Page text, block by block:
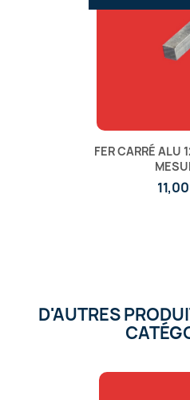
FER CARRÉ ALU
D'AUTRES